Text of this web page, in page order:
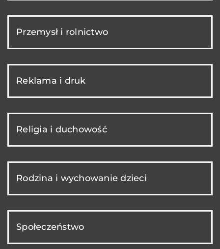
Przemysł i rolnictwo
Reklama i druk
Religia i duchowość
Rodzina i wychowanie dzieci
Społeczeństwo